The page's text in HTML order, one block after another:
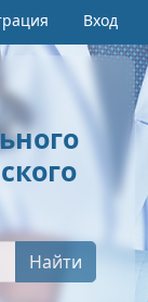
Вход
Найти